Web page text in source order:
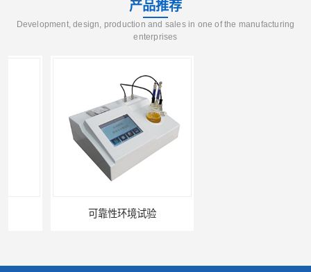
产品推荐
Development, design, production and sales in one of the manufacturing
enterprises
可靠性环境试验